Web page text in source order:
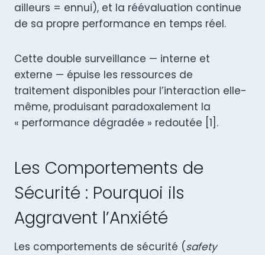
ailleurs = ennui), et la réévaluation continue
de sa propre performance en temps réel.
Cette double surveillance — interne et
externe — épuise les ressources de
traitement disponibles pour l’interaction elle-
même, produisant paradoxalement la
« performance dégradée » redoutée [1].
Les Comportements de
Sécurité : Pourquoi ils
Aggravent l’Anxiété
Les comportements de sécurité (safety